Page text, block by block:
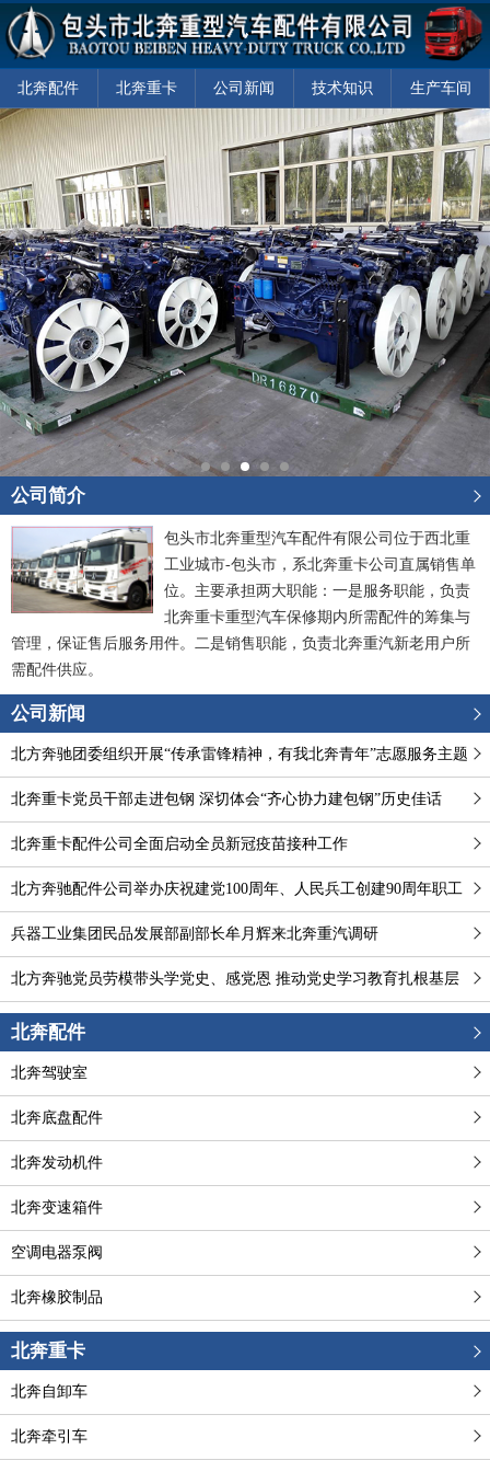
北奔配件 北奔重卡 公司新闻 技术知识 生产车间
公司简介
包头市北奔重型汽车配件有限公司位于西北重
工业城市-包头市，系北奔重卡公司直属销售单
位。主要承担两大职能：一是服务职能，负责
北奔重卡重型汽车保修期内所需配件的筹集与
管理，保证售后服务用件。二是销售职能，负责北奔重汽新老用户所
需配件供应。
公司新闻
北方奔驰团委组织开展“传承雷锋精神，有我北奔青年”志愿服务主题
团日系列活动
北奔重卡党员干部走进包钢 深切体会“齐心协力建包钢”历史佳话
北奔重卡配件公司全面启动全员新冠疫苗接种工作
北方奔驰配件公司举办庆祝建党100周年、人民兵工创建90周年职工
健步行活动
兵器工业集团民品发展部副部长牟月辉来北奔重汽调研
北方奔驰党员劳模带头学党史、感党恩 推动党史学习教育扎根基层
北奔配件
北奔驾驶室
北奔底盘配件
北奔发动机件
北奔变速箱件
空调电器泵阀
北奔橡胶制品
北奔重卡
北奔自卸车
北奔牵引车